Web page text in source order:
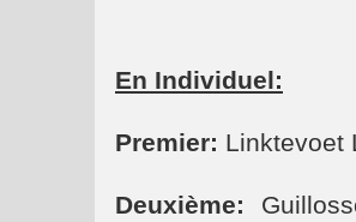
En Individuel:
Premier: Linktevoet
Deuxième: